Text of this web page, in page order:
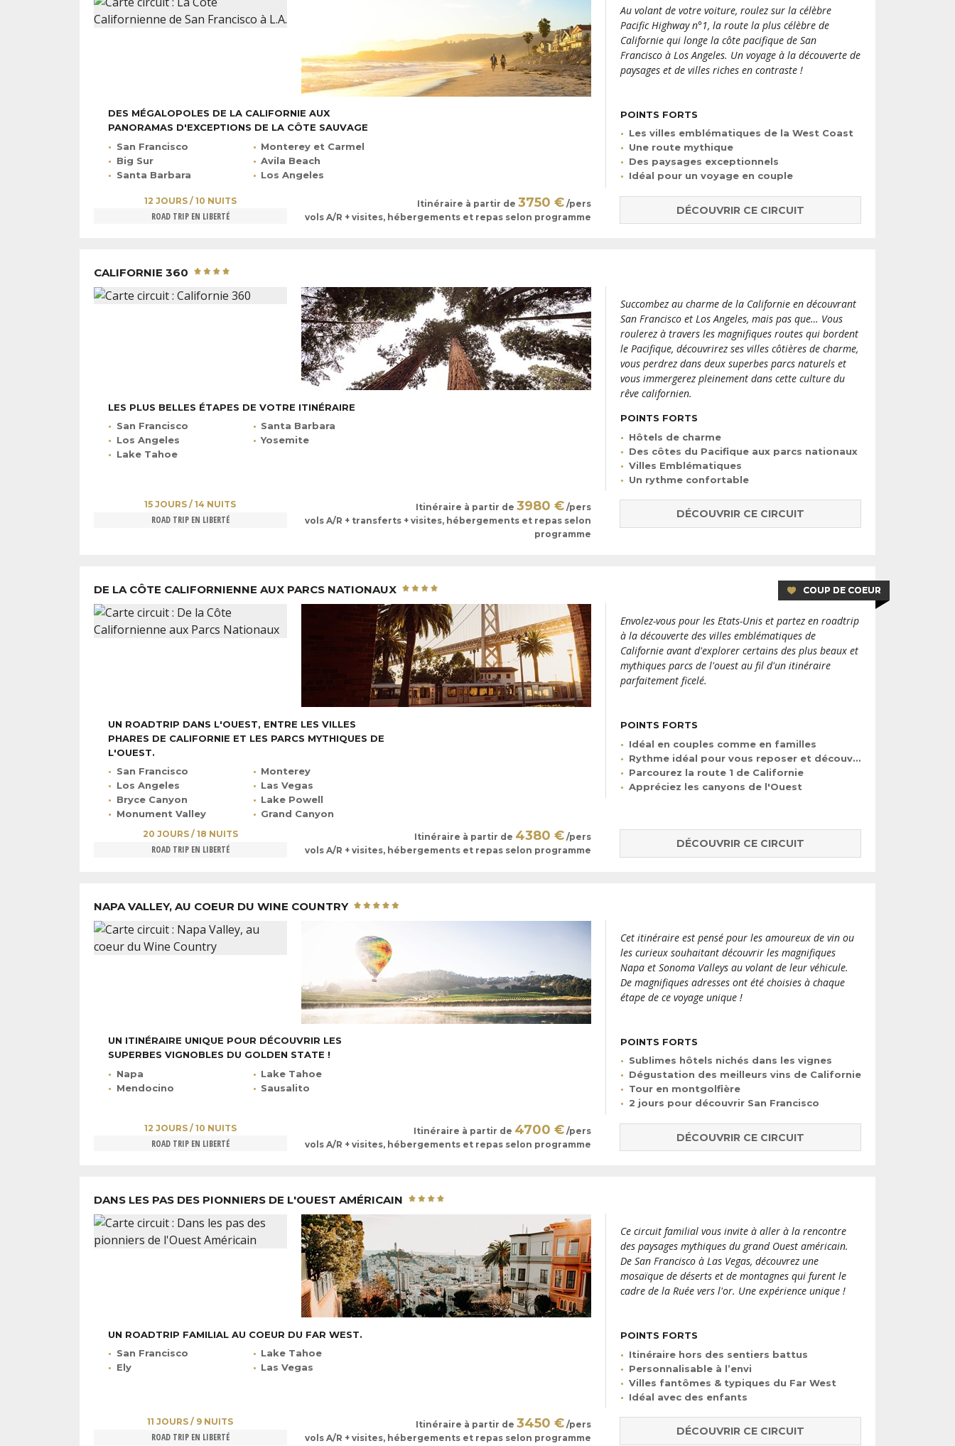
DES MÉGALOPOLES DE LA CALIFORNIE AUX
PANORAMAS D'EXCEPTIONS DE LA CÔTE SAUVAGE
San Francisco
Monterey et Carmel
Big Sur
Avila Beach
Santa Barbara
Los Angeles
Au volant de votre voiture, roulez sur la célèbre
Pacific Highway n°1, la route la plus célèbre de
Californie qui longe la côte pacifique de San
Francisco à Los Angeles. Un voyage à la découverte de
paysages et de villes riches en contraste !
POINTS FORTS
Les villes emblématiques de la West Coast
Une route mythique
Des paysages exceptionnels
Idéal pour un voyage en couple
12 JOURS / 10 NUITS
ROAD TRIP EN LIBERTÉ
Itinéraire à partir de 3750 €/pers
vols A/R + visites, hébergements et repas selon programme
DÉCOUVRIR CE CIRCUIT
CALIFORNIE 360
LES PLUS BELLES ÉTAPES DE VOTRE ITINÉRAIRE
San Francisco
Santa Barbara
Los Angeles
Yosemite
Lake Tahoe
Succombez au charme de la Californie en découvrant
San Francisco et Los Angeles, mais pas que… Vous
roulerez à travers les magnifiques routes qui bordent
le Pacifique, découvrirez ses villes côtières de charme,
vous perdrez dans deux superbes parcs naturels et
vous immergerez pleinement dans cette culture du
rêve californien.
POINTS FORTS
Hôtels de charme
Des côtes du Pacifique aux parcs nationaux
Villes Emblématiques
Un rythme confortable
15 JOURS / 14 NUITS
ROAD TRIP EN LIBERTÉ
Itinéraire à partir de 3980 €/pers
vols A/R + transferts + visites, hébergements et repas selon
programme
DÉCOUVRIR CE CIRCUIT
DE LA CÔTE CALIFORNIENNE AUX PARCS NATIONAUX COUP DE COEUR
UN ROADTRIP DANS L'OUEST, ENTRE LES VILLES
PHARES DE CALIFORNIE ET LES PARCS MYTHIQUES DE
L'OUEST.
San Francisco
Monterey
Los Angeles
Las Vegas
Bryce Canyon
Lake Powell
Monument Valley
Grand Canyon
Envolez-vous pour les Etats-Unis et partez en roadtrip
à la découverte des villes emblématiques de
Californie avant d'explorer certains des plus beaux et
mythiques parcs de l'ouest au fil d'un itinéraire
parfaitement ficelé.
POINTS FORTS
Idéal en couples comme en familles
Rythme idéal pour vous reposer et découvrir
Parcourez la route 1 de Californie
Appréciez les canyons de l'Ouest
20 JOURS / 18 NUITS
ROAD TRIP EN LIBERTÉ
Itinéraire à partir de 4380 €/pers
vols A/R + visites, hébergements et repas selon programme
DÉCOUVRIR CE CIRCUIT
NAPA VALLEY, AU COEUR DU WINE COUNTRY
UN ITINÉRAIRE UNIQUE POUR DÉCOUVRIR LES
SUPERBES VIGNOBLES DU GOLDEN STATE !
Napa
Lake Tahoe
Mendocino
Sausalito
Cet itinéraire est pensé pour les amoureux de vin ou
les curieux souhaitant découvrir les magnifiques
Napa et Sonoma Valleys au volant de leur véhicule.
De magnifiques adresses ont été choisies à chaque
étape de ce voyage unique !
POINTS FORTS
Sublimes hôtels nichés dans les vignes
Dégustation des meilleurs vins de Californie
Tour en montgolfière
2 jours pour découvrir San Francisco
12 JOURS / 10 NUITS
ROAD TRIP EN LIBERTÉ
Itinéraire à partir de 4700 €/pers
vols A/R + visites, hébergements et repas selon programme
DÉCOUVRIR CE CIRCUIT
DANS LES PAS DES PIONNIERS DE L'OUEST AMÉRICAIN
UN ROADTRIP FAMILIAL AU COEUR DU FAR WEST.
San Francisco
Lake Tahoe
Ely
Las Vegas
Ce circuit familial vous invite à aller à la rencontre
des paysages mythiques du grand Ouest américain.
De San Francisco à Las Vegas, découvrez une
mosaïque de déserts et de montagnes qui furent le
cadre de la Ruée vers l'or. Une expérience unique !
POINTS FORTS
Itinéraire hors des sentiers battus
Personnalisable à l’envi
Villes fantômes & typiques du Far West
Idéal avec des enfants
11 JOURS / 9 NUITS
ROAD TRIP EN LIBERTÉ
Itinéraire à partir de 3450 €/pers
vols A/R + visites, hébergements et repas selon programme
DÉCOUVRIR CE CIRCUIT